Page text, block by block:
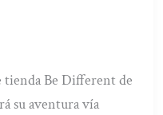
tienda Be Different de
su aventura vía